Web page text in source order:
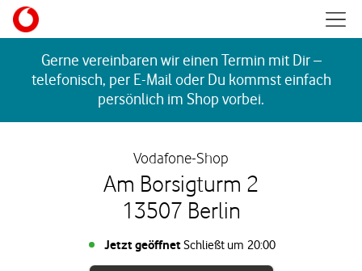
Skip to content
Gerne vereinbaren wir einen Termin mit Dir –
telefonisch, per E-Mail oder Du kommst einfach
persönlich im Shop vorbei.
Vodafone-Shop
Am Borsigturm 2
13507 Berlin
Jetzt geöffnetSchließt um 20:00